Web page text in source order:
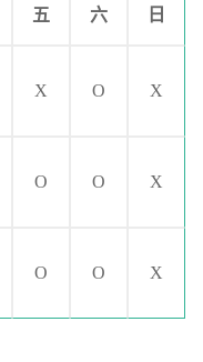
五
六
日
X O X
O O X
O O X